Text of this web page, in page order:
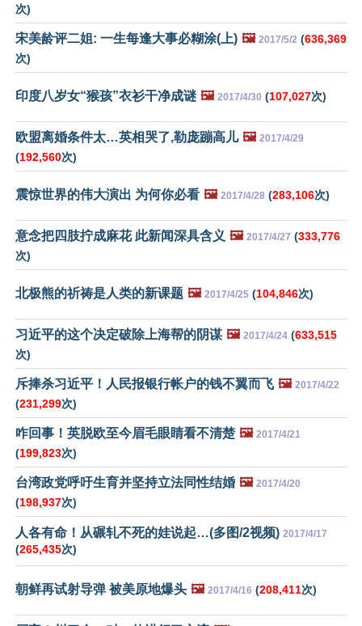
次)
宋美龄评二姐: 一生每逢大事必糊涂(上) 🖼️ 2017/5/2 (636,369
次)
印度八岁女“猴孩”衣衫干净成谜 🖼️ 2017/4/30 (107,027次)
欧盟离婚条件太…英相哭了,勒庞蹦高儿 🖼️ 2017/4/29
(192,560次)
震惊世界的伟大演出 为何你必看 🖼️ 2017/4/28 (283,106次)
意念把四肢拧成麻花 此新闻深具含义 🖼️ 2017/4/27 (333,776
次)
北极熊的祈祷是人类的新课题 🖼️ 2017/4/25 (104,846次)
习近平的这个决定破除上海帮的阴谋 🖼️ 2017/4/24 (633,515
次)
斥捧杀习近平！人民报银行帐户的钱不翼而飞 🖼️ 2017/4/22
(231,299次)
咋回事！英脱欧至今眉毛眼睛看不清楚 🖼️ 2017/4/21
(199,823次)
台湾政党呼吁生育并坚持立法同性结婚 🖼️ 2017/4/20
(198,937次)
人各有命！从碾轧不死的娃说起…(多图/2视频) 2017/4/17
(265,435次)
朝鲜再试射导弹 被美原地爆头 🖼️ 2017/4/16 (208,411次)